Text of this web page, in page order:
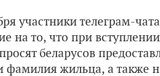
участники телеграм-
на то, что при
беларусов
фамилия жильца, а также